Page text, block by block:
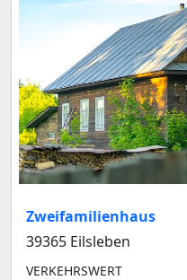
Zweifamilienhaus
39365 Eilsleben
VERKEHRSWERT